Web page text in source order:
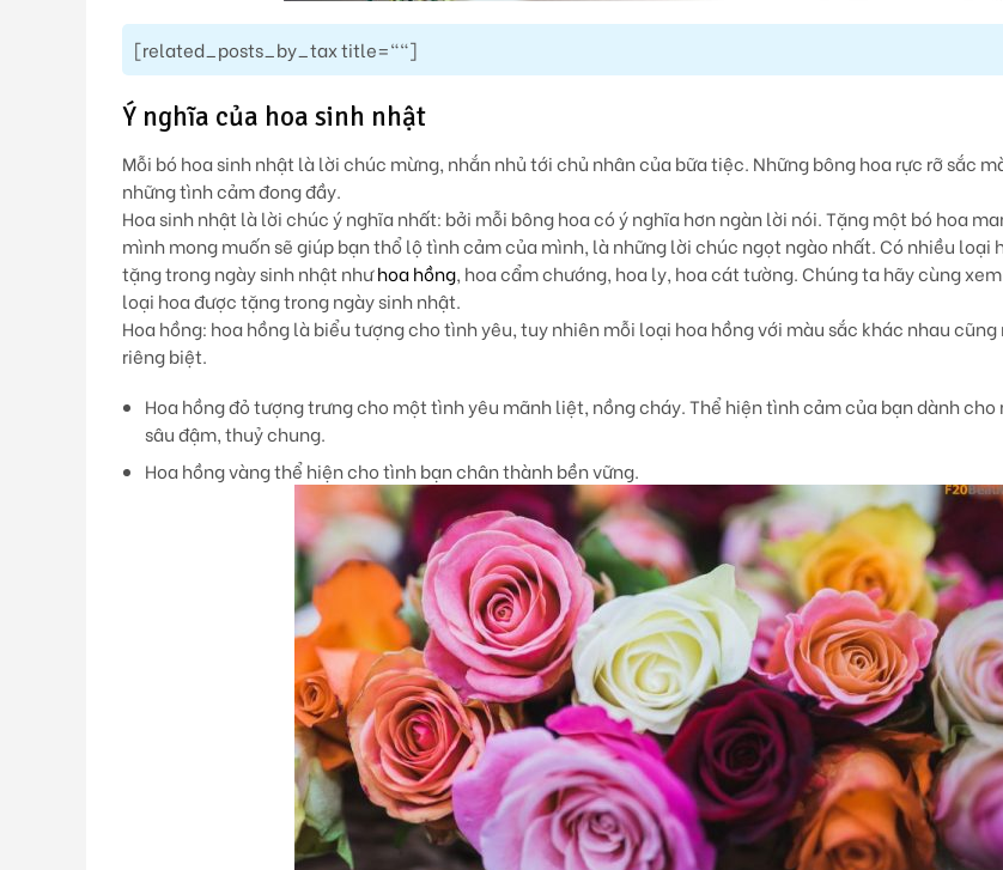
[related_posts_by_tax title=""]
Ý nghĩa của hoa sinh nhật
Mỗi bó hoa sinh nhật là lời chúc mừng, nhắn nhủ tới chủ nhân của bữa tiệc. Những bông hoa rực rỡ sắc
những tình cảm đong đầy.
Hoa sinh nhật là lời chúc ý nghĩa nhất: bởi mỗi bông hoa có ý nghĩa hơn ngàn lời nói. Tặng một bó hoa
mình mong muốn sẽ giúp bạn thổ lộ tình cảm của mình, là những lời chúc ngọt ngào nhất. Có nhiều loại
tặng trong ngày sinh nhật nhưhoa hồng, hoa cẩm chướng, hoa ly, hoa cát tường. Chúng ta hãy cùng
loại hoa được tặng trong ngày sinh nhật.
Hoa hồng: hoa hồng là biểu tượng cho tình yêu, tuy nhiên mỗi loại hoa hồng với màu sắc khác nhau
riêng biệt.
Hoa hồng đỏtượng trưng cho một tình yêu mãnh liệt, nồng cháy. Thể hiện tình cảm của bạn dành cho
sâu đậm, thuỷ chung.
Hoa hồng vàngthể hiện cho tình bạn chân thành bền vững.